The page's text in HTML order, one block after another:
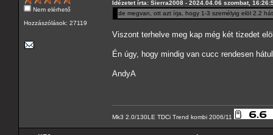
Nem elérhető
Hozzászólások: 27119
Idézetet írta: Sierra2008 - 2024.04.06 szombat,
de megvan, ott azt írja, hogy 1-3 személyig elöl 2.2
Viszont terhelve meg kap még két tizedet
Én úgy, hogy mindig van cucc rendesen
AndyA
Mk3 2.0/130LE TDCi Trend kombi 2006/11